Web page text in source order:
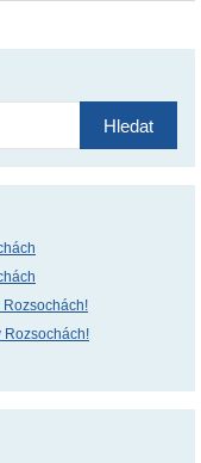
Rozsochách!
Rozsochách!